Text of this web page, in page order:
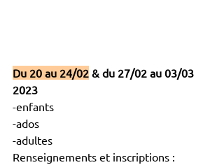
Du 20 au 24/02 & du 27/02 au 03/03
2023
-enfants
-ados
-adultes
Renseignements et inscriptions :